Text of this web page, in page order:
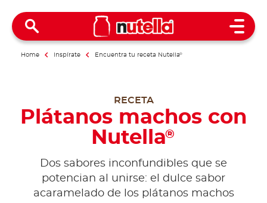
Open
Home Inspírate Encuentra tu receta Nutella®
RECETA
Plátanos machos con
Nutella®
Dos sabores inconfundibles que se
potencian al unirse: el dulce sabor
acaramelado de los plátanos machos